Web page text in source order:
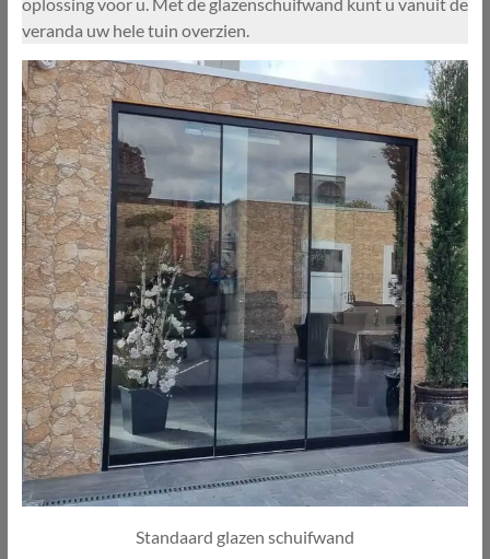
veranda uw hele tuin overzien.
Standaard glazen schuifwand